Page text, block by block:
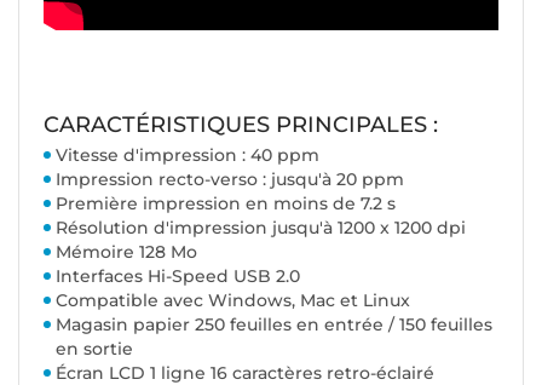
CARACTÉRISTIQUES PRINCIPALES :
Vitesse d'impression : 40 ppm
Impression recto-verso : jusqu'à 20 ppm
Première impression en moins de 7.2 s
Résolution d'impression jusqu'à 1200 x 1200 dpi
Mémoire 128 Mo
Interfaces Hi-Speed USB 2.0
Compatible avec Windows, Mac et Linux
Magasin papier 250 feuilles en entrée / 150 feuilles
en sortie
Écran LCD 1 ligne 16 caractères retro-éclairé